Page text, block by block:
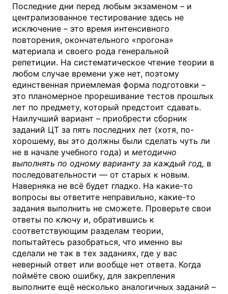
Последние дни перед любым экзаменом – и
централизованное тестирование здесь не
исключение – это время интенсивного
повторения, окончательного «прогона»
материала и своего рода генеральной
репетиции. На систематическое чтение теории в
любом случае времени уже нет, поэтому
единственная приемлемая форма подготовки –
это планомерное прорешивание тестов прошлых
лет по предмету, который предстоит сдавать.
Наилучший вариант – приобрести сборник
заданий ЦТ за пять последних лет (хотя, по-
хорошему, вы это должны были сделать чуть ли
не в начале учебного года) и методично
выполнять по одному варианту за каждый год, в
последовательности — от старых к новым.
Наверняка не всё будет гладко. На какие-то
вопросы вы ответите неправильно, какие-то
задания выполнить не сможете. Проверьте свои
ответы по ключу и, обратившись к
соответствующим разделам теории,
попытайтесь разобраться, что именно вы
сделали не так в тех заданиях, где у вас
неверный ответ или вообще нет ответа. Когда
поймёте свою ошибку, для закрепления
выполните ещё несколько аналогичных заданий –